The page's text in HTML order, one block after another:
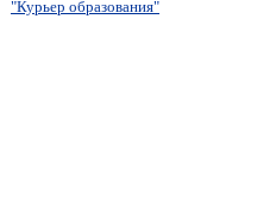
"Курьер образования"